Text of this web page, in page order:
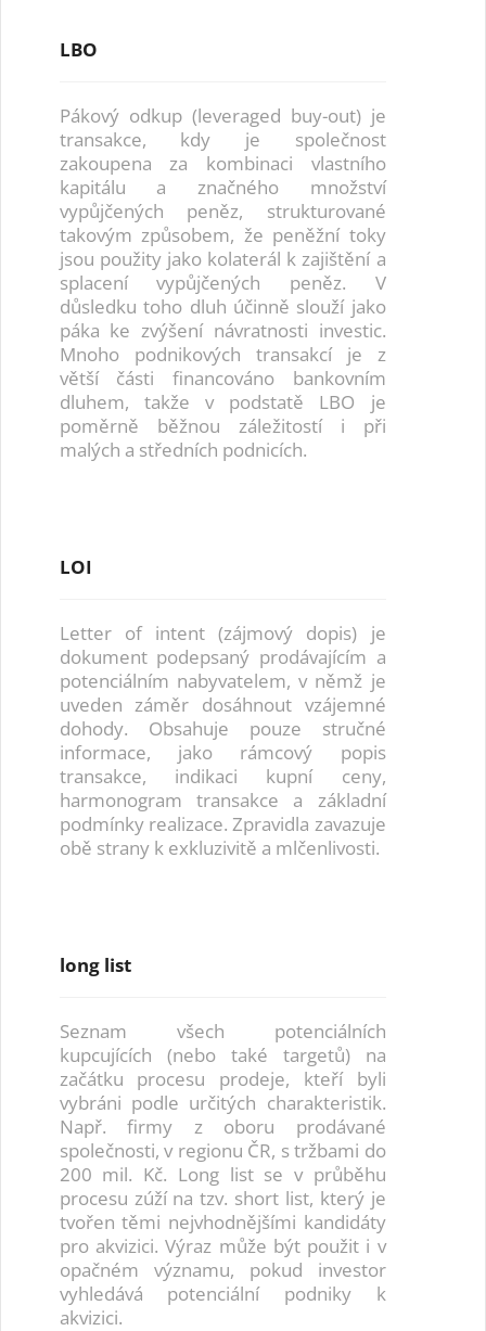
LBO
Pákový odkup (leveraged buy-out) je
transakce, kdy je společnost
zakoupena za kombinaci vlastního
kapitálu a značného množství
vypůjčených peněz, strukturované
takovým způsobem, že peněžní toky
jsou použity jako kolaterál k zajištění a
splacení vypůjčených peněz. V
důsledku toho dluh účinně slouží jako
páka ke zvýšení návratnosti investic.
Mnoho podnikových transakcí je z
větší části financováno bankovním
dluhem, takže v podstatě LBO je
poměrně běžnou záležitostí i při
malých a středních podnicích.
LOI
Letter of intent (zájmový dopis) je
dokument podepsaný prodávajícím a
potenciálním nabyvatelem, v němž je
uveden záměr dosáhnout vzájemné
dohody. Obsahuje pouze stručné
informace, jako rámcový popis
transakce, indikaci kupní ceny,
harmonogram transakce a základní
podmínky realizace. Zpravidla zavazuje
obě strany k exkluzivitě a mlčenlivosti.
long list
Seznam všech potenciálních
kupcujících (nebo také targetů) na
začátku procesu prodeje, kteří byli
vybráni podle určitých charakteristik.
Např. firmy z oboru prodávané
společnosti, v regionu ČR, s tržbami do
200 mil. Kč. Long list se v průběhu
procesu zúží na tzv. short list, který je
tvořen těmi nejvhodnějšími kandidáty
pro akvizici. Výraz může být použit i v
opačném významu, pokud investor
vyhledává potenciální podniky k
akvizici.